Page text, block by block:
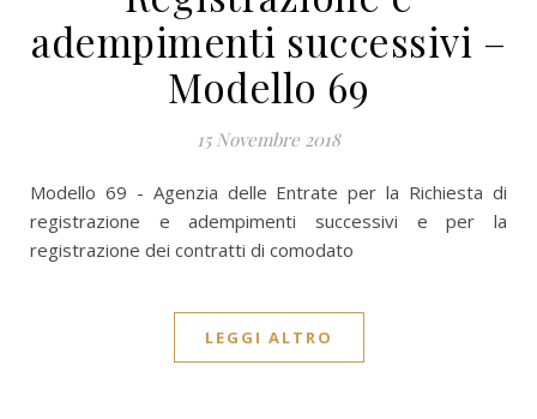
adempimenti successivi –
Modello 69
15 Novembre 2018
Modello 69 - Agenzia delle Entrate per la Richiesta di
registrazione e adempimenti successivi e per la
registrazione dei contratti di comodato
LEGGI ALTRO